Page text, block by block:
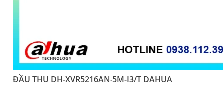
ĐẦU THU DH-XVR5216AN-5M-I3/T DAHUA